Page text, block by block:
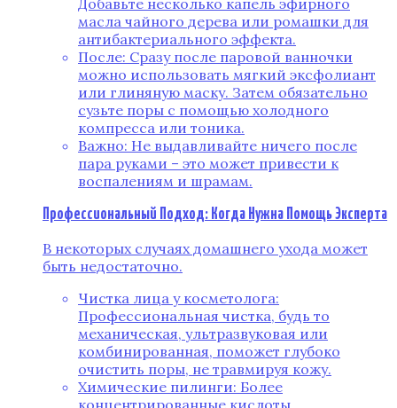
масла чайного дерева или ромашки для
антибактериального эффекта.
После: Сразу после паровой ванночки
можно использовать мягкий эксфолиант
или глиняную маску. Затем обязательно
сузьте поры с помощью холодного
компресса или тоника.
Важно: Не выдавливайте ничего после
пара руками – это может привести к
воспалениям и шрамам.
Профессиональный Подход: Когда Нужна Помощь Эксперта
В некоторых случаях домашнего ухода может
быть недостаточно.
Чистка лица у косметолога:
Профессиональная чистка, будь то
механическая, ультразвуковая или
комбинированная, поможет глубоко
очистить поры, не травмируя кожу.
Химические пилинги: Более